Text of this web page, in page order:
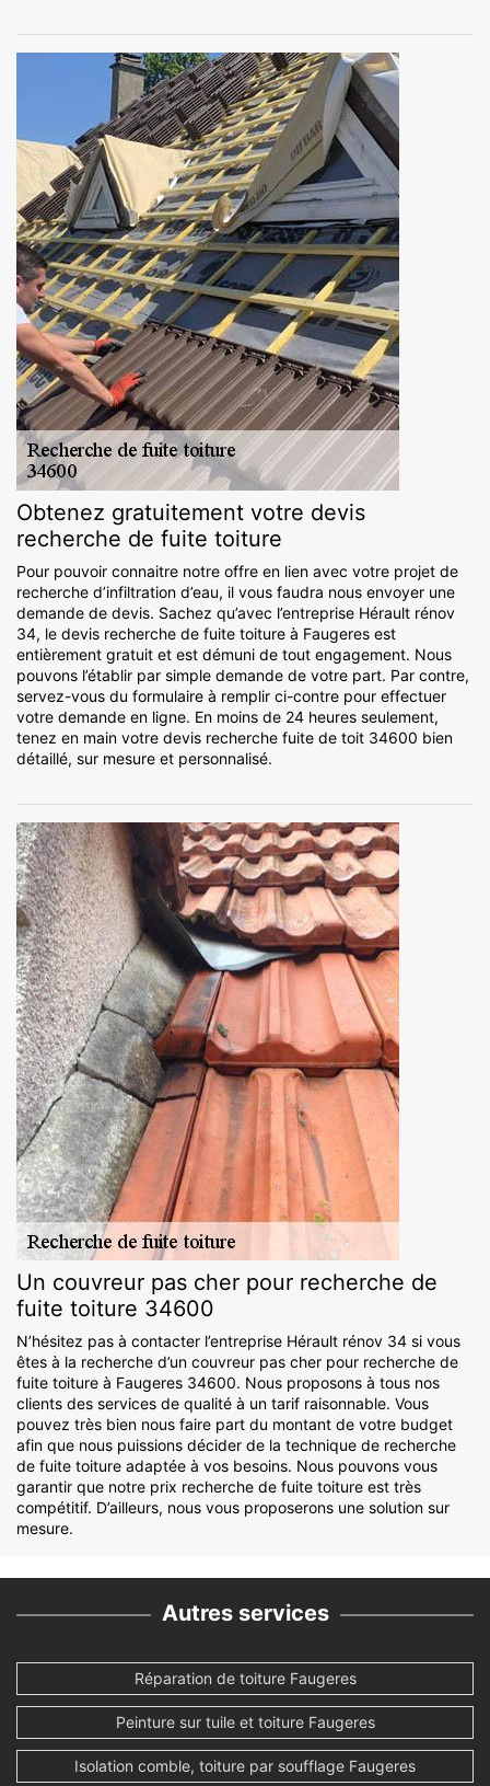
Obtenez gratuitement votre devis
recherche de fuite toiture
Pour pouvoir connaitre notre offre en lien avec votre projet de
recherche d’infiltration d’eau, il vous faudra nous envoyer une
demande de devis. Sachez qu’avec l’entreprise Hérault rénov
34, le devis recherche de fuite toiture à Faugeres est
entièrement gratuit et est démuni de tout engagement. Nous
pouvons l’établir par simple demande de votre part. Par contre,
servez-vous du formulaire à remplir ci-contre pour effectuer
votre demande en ligne. En moins de 24 heures seulement,
tenez en main votre devis recherche fuite de toit 34600 bien
détaillé, sur mesure et personnalisé.
Un couvreur pas cher pour recherche de
fuite toiture 34600
N’hésitez pas à contacter l’entreprise Hérault rénov 34 si vous
êtes à la recherche d’un couvreur pas cher pour recherche de
fuite toiture à Faugeres 34600. Nous proposons à tous nos
clients des services de qualité à un tarif raisonnable. Vous
pouvez très bien nous faire part du montant de votre budget
afin que nous puissions décider de la technique de recherche
de fuite toiture adaptée à vos besoins. Nous pouvons vous
garantir que notre prix recherche de fuite toiture est très
compétitif. D’ailleurs, nous vous proposerons une solution sur
mesure.
Autres services
Réparation de toiture Faugeres
Peinture sur tuile et toiture Faugeres
Isolation comble, toiture par soufflage Faugeres